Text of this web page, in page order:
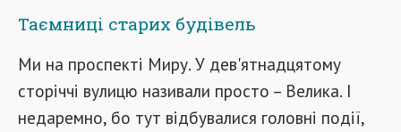
Таємниці старих будівель
Ми на проспекті Миру. У дев'ятнадцятому
сторіччі вулицю називали просто – Велика. І
недаремно, бо тут відбувалися головні події,